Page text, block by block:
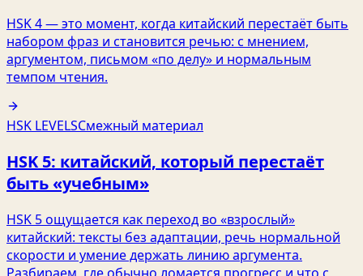
HSK 4 — это момент, когда китайский перестаёт быть
набором фраз и становится речью: с мнением,
аргументом, письмом «по делу» и нормальным
темпом чтения.
HSK LEVELSСмежный материал
HSK 5: китайский, который перестаёт
быть «учебным»
HSK 5 ощущается как переход во «взрослый»
китайский: тексты без адаптации, речь нормальной
скорости и умение держать линию аргумента.